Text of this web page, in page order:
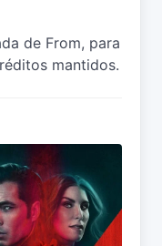
de From, para
mantidos.